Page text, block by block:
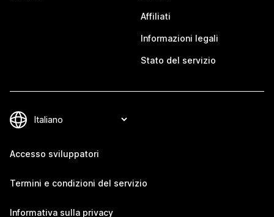
Affiliati
Informazioni legali
Stato del servizio
Accesso sviluppatori
Termini e condizioni del servizio
Informativa sulla privacy